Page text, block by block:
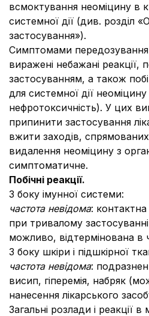
всмоктування неоміцину в
системної дії (див. розділ
застосування»).
Симптомами
виражені небажані реакції,
застосуванням, а також
для системної дії
нефротоксичність). У цих
припинити застосування
вжити заходів,
видалення неоміцину з
симптоматичне.
Побічні реакції.
З боку імунної системи:
частота невідома: контактна
при тривалому
можливо, відтермінована в
З боку шкіри і підшкірної
частота невідома:
висип, гіперемія, набряк
нанесення лікарського
Загальні розлади і реакції в